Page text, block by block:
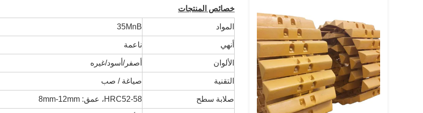
خصائص المنتجات
المواد 35MnB
أنهي ناعمة
الألوان أصفر/أسود/غيره
التقنية صياغة / صب
صلابة سطح HRC52-58، عمق: 8mm-12mm